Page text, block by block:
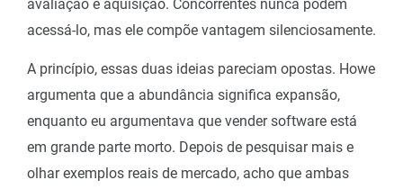
avaliação e aquisição. Concorrentes nunca podem
acessá-lo, mas ele compõe vantagem silenciosamente.
A princípio, essas duas ideias pareciam opostas. Howe
argumenta que a abundância significa expansão,
enquanto eu argumentava que vender software está
em grande parte morto. Depois de pesquisar mais e
olhar exemplos reais de mercado, acho que ambas